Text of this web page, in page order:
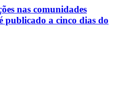
nas comunidades
publicado a cinco dias do